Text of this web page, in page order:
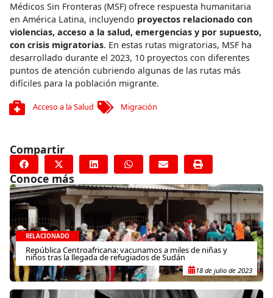
Médicos Sin Fronteras (MSF) ofrece respuesta humanitaria
en América Latina, incluyendo proyectos relacionado con
violencias, acceso a la salud, emergencias y por supuesto,
con crisis migratorias. En estas rutas migratorias, MSF ha
desarrollado durante el 2023, 10 proyectos con diferentes
puntos de atención cubriendo algunas de las rutas más
difíciles para la población migrante.
Acceso a la Salud Migración
Compartir
Conoce más
RELACIONADO
República Centroafricana: vacunamos a miles de niñas y
niños tras la llegada de refugiados de Sudán
18 de julio de 2023